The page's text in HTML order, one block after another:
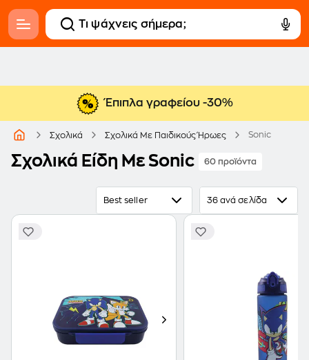
Έπιπλα γραφείου -30%
Σχολικά Σχολικά Με Παιδικούς Ήρωες Sonic
Σχολικά Είδη Με Sonic 60 προϊόντα
Best seller 36 ανά σελίδα